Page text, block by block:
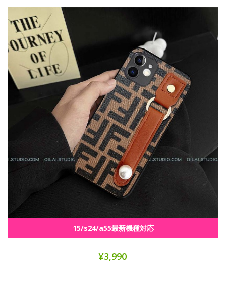
15/s24/a55最新機種対応
¥3,990